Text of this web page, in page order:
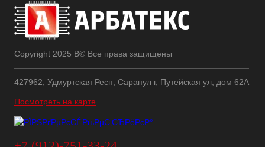
Copyright 2025 В© Все права защищены
427962, Удмуртская Респ, Сарапул г, Путейская ул, дом 62А
Посмотреть на карте